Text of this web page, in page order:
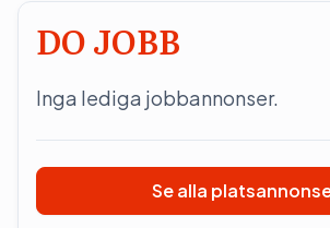
DO JOBB
Inga lediga jobbannonser.
Se alla